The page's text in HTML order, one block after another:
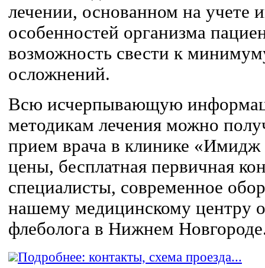
лечении, основанном на учете
особенностей организма
возможность свести к
осложнений.
Всю исчерпывающую
методикам лечения можно
прием врача в клинике
цены, бесплатная первичная
специалисты, современное
нашему медицинскому центру
флеболога в Нижнем
Подробнее: контакты, схема проезда...